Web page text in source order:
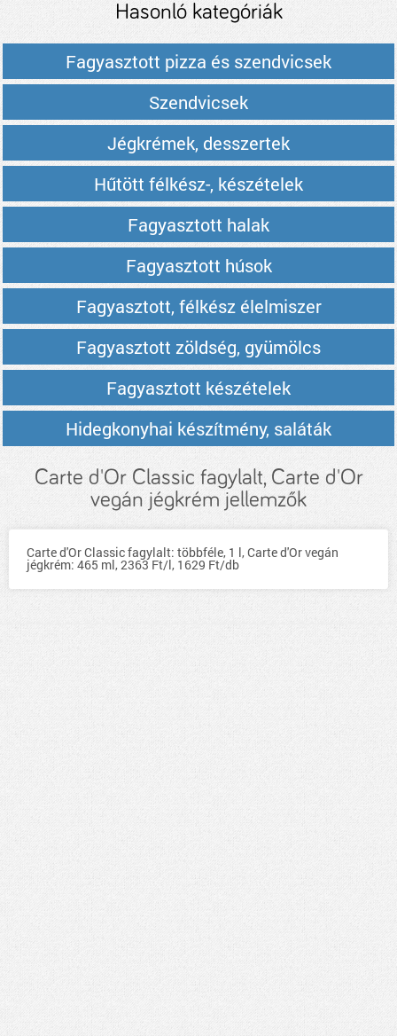
Hasonló kategóriák
Fagyasztott pizza és szendvicsek
Szendvicsek
Jégkrémek, desszertek
Hűtött félkész-, készételek
Fagyasztott halak
Fagyasztott húsok
Fagyasztott, félkész élelmiszer
Fagyasztott zöldség, gyümölcs
Fagyasztott készételek
Hidegkonyhai készítmény, saláták
Carte d'Or Classic fagylalt, Carte d'Or
vegán jégkrém jellemzők
Carte d'Or Classic fagylalt: többféle, 1 l, Carte d'Or vegán
jégkrém: 465 ml, 2363 Ft/l, 1629 Ft/db